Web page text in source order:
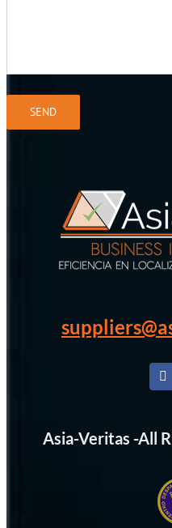
Asia-Veritas -All